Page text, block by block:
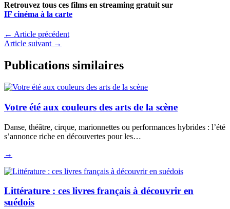
Retrouvez tous ces films en streaming gratuit sur
IF cinéma à la carte
← Article précédent
Article suivant →
Publications similaires
Votre été aux couleurs des arts de la scène
Danse, théâtre, cirque, marionnettes ou performances hybrides : l’été
s’annonce riche en découvertes pour les…
→
Littérature : ces livres français à découvrir en
suédois